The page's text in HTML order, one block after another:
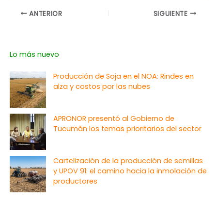
ANTERIOR SIGUIENTE
Lo más nuevo
Producción de Soja en el NOA: Rindes en
alza y costos por las nubes
APRONOR presentó al Gobierno de
Tucumán los temas prioritarios del sector
Cartelización de la producción de semillas
y UPOV 91: el camino hacia la inmolación de
productores